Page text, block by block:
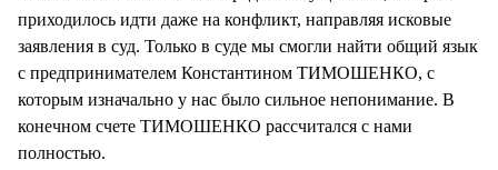
приходилось идти даже на конфликт, направляя исковые
заявления в суд. Только в суде мы смогли найти общий язык
с предпринимателем Константином ТИМОШЕНКО, с
которым изначально у нас было сильное непонимание. В
конечном счете ТИМОШЕНКО рассчитался с нами
полностью.